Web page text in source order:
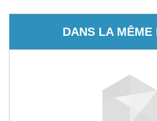
DANS LA MÊME